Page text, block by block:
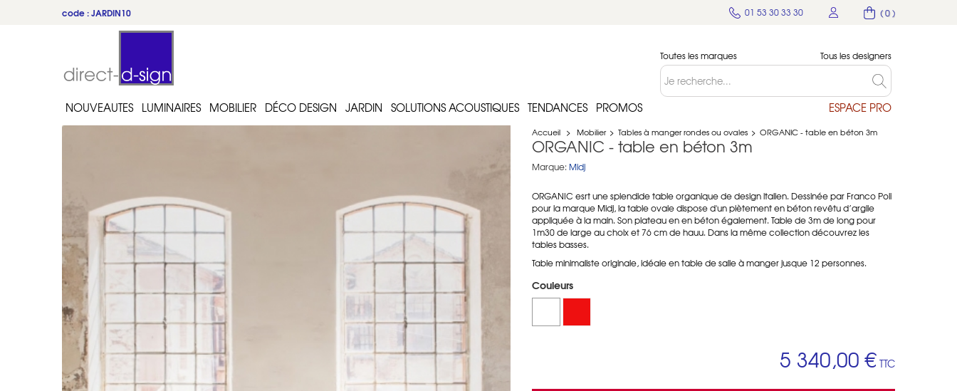
( 0 )
01 53 30 33 30
code : JARDIN10
du 22 au 31 juillet
Toutes les marques Tous les designers
NOUVEAUTES LUMINAIRES MOBILIER DÉCO DESIGN JARDIN SOLUTIONS ACOUSTIQUES TENDANCES PROMOS ESPACE PRO
Accueil > Mobilier > Tables à manger rondes ou ovales > ORGANIC - table en béton 3m
ORGANIC - table en béton 3m
Marque: Midj
ORGANIC esrt une splendide table organique de design italien. Dessinée par Franco Poli
pour la marque Midj, la table ovale dispose d'un piètement en bétonrevêtu d’argile
appliquée à la main. Son plateau en en béton également. Table de 3m de long pour
1m30 de large au choix et 76 cm de hauu. Dans la même collection découvrez les
tables basses.
Table minimaliste originale, idéale en table de salle à manger jusque 12 personnes.
Couleurs
5 340,00 € TTC